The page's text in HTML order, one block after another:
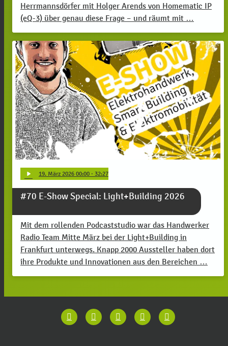
Herrmannsdörfer mit Holger Arends von Homematic IP
(eQ-3) über genau diese Frage – und räumt mit …
play_arrow 19. März 2026 00:00 · 32:27
#70 E-Show Special: Light+Building 2026
Mit dem rollenden Podcaststudio war das Handwerker
Radio Team Mitte März bei der Light+Building in
Frankfurt unterwegs. Knapp 2000 Aussteller haben dort
ihre Produkte und Innovationen aus den Bereichen …